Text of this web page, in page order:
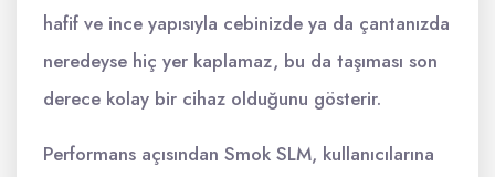
hafif ve ince yapısıyla cebinizde ya da çantanızda
neredeyse hiç yer kaplamaz, bu da taşıması son
derece kolay bir cihaz olduğunu gösterir.
Performans açısından Smok SLM, kullanıcılarına